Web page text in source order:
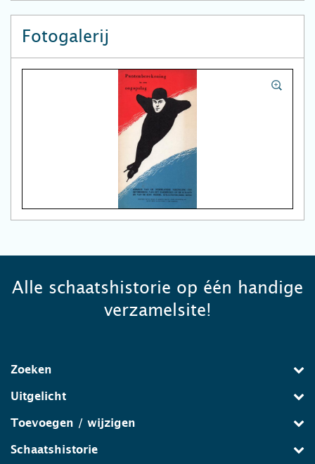
Fotogalerij
Alle schaatshistorie op één handige
verzamelsite!
Zoeken
Uitgelicht
Toevoegen / wijzigen
Schaatshistorie